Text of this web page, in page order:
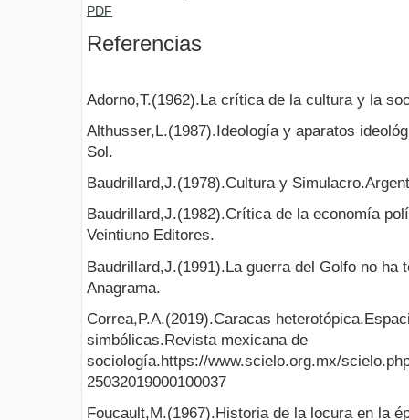
PDF
Referencias
Adorno,T.(1962).La crítica de la cultura y la
Althusser,L.(1987).Ideología y aparatos
Sol.
Baudrillard,J.(1978).Cultura y
Baudrillard,J.(1982).Crítica de la economía
Veintiuno Editores.
Baudrillard,J.(1991).La guerra del Golfo no ha
Anagrama.
Correa,P.A.(2019).Caracas
simbólicas.Revista mexicana de
sociología.https://www.scielo.org.mx/
25032019000100037
Foucault,M.(1967).Historia de la locura en la